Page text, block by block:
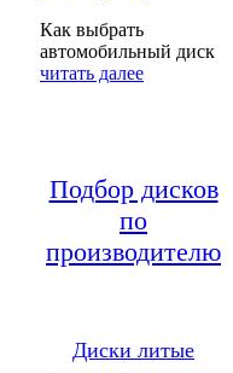
Как выбрать
автомобильный диск
читать далее
Подбор дисков
по
производителю
Диски литые